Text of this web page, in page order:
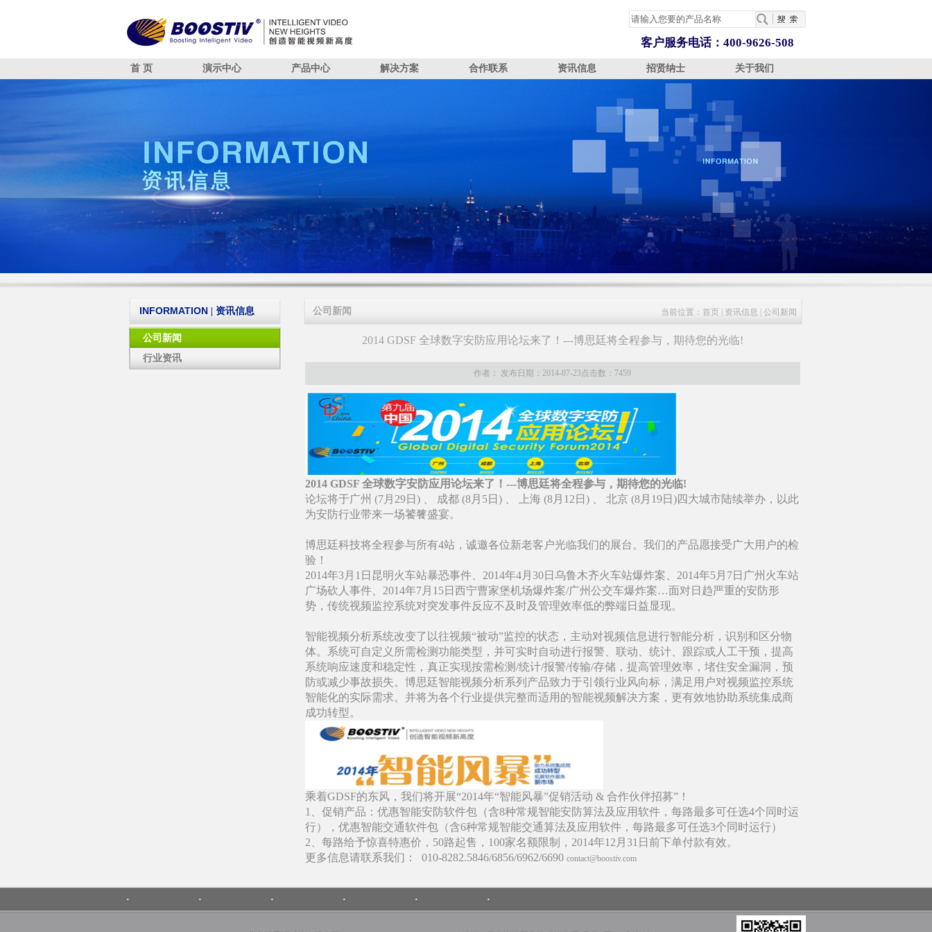
客户服务电话：400-9626-508
首 页 演示中心
智能交通
人脸识别
视频结构化
DEMO CENTER 演示中心
产品中心
智能摄像头
智能分析盒
智能中台
PRODUCT 产品中心
解决方案
SOLUTION 解决方案
合作联系
TECHNOLOGY 技术支持
资讯信息
INFORMATION 资讯信息
招贤纳士
JOIN US 招贤纳士
关于我们
企业宣传片
ABOUT 关于我们
INFORMATION | 资讯信息
公司新闻
行业资讯
公司新闻 当前位置： 首页 资讯信息 公司新闻
2014 GDSF 全球数字安防应用论坛来了！---博思廷将全程参与，期待您的光临!
作者： 发布日期：2014-07-23点击数：7459
2014 GDSF 全球数字安防应用论坛来了！---博思廷将全程参与，期待您的光临!
论坛将于广州 (7月29日) 、 成都 (8月5日) 、 上海 (8月12日) 、 北京 (8月19日)四大城市陆续举办，以此
为安防行业带来一场饕餮盛宴。
博思廷科技将全程参与所有4站，诚邀各位新老客户光临我们的展台。我们的产品愿接受广大用户的检
验！
2014年3月1日昆明火车站暴恐事件、2014年4月30日乌鲁木齐火车站爆炸案、2014年5月7日广州火车站
广场砍人事件、2014年7月15日西宁曹家堡机场爆炸案/广州公交车爆炸案…面对日趋严重的安防形
势，传统视频监控系统对突发事件反应不及时及管理效率低的弊端日益显现。
智能视频分析系统改变了以往视频“被动”监控的状态，主动对视频信息进行智能分析，识别和区分物
体。系统可自定义所需检测功能类型，并可实时自动进行报警、联动、统计、跟踪或人工干预，提高
系统响应速度和稳定性，真正实现按需检测/统计/报警/传输/存储，提高管理效率，堵住安全漏洞，预
防或减少事故损失。博思廷智能视频分析系列产品致力于引领行业风向标，满足用户对视频监控系统
智能化的实际需求。并将为各个行业提供完整而适用的智能视频解决方案，更有效地协助系统集成商
成功转型。
乘着GDSF的东风，我们将开展“2014年“智能风暴”促销活动 & 合作伙伴招募”！
1、促销产品：优惠智能安防软件包（含8种常规智能安防算法及应用软件，每路最多可任选4个同时运
行），优惠智能交通软件包（含6种常规智能交通算法及应用软件，每路最多可任选3个同时运行）
2、每路给予惊喜特惠价，50路起售，100家名额限制，2014年12月31日前下单付款有效。
更多信息请联系我们： 010-8282.5846/6856/6962/6690 contact@boostiv.com
· · · · · ·